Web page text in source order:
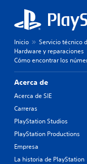
Inicio
Servicio técnico
Hardware y reparaciones
Cómo encontrar los
Acerca de
Acerca de SIE
Carreras
PlayStation Studios
PlayStation Productions
Empresa
La historia de PlayStation